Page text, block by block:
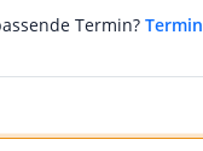
Termin? Termin